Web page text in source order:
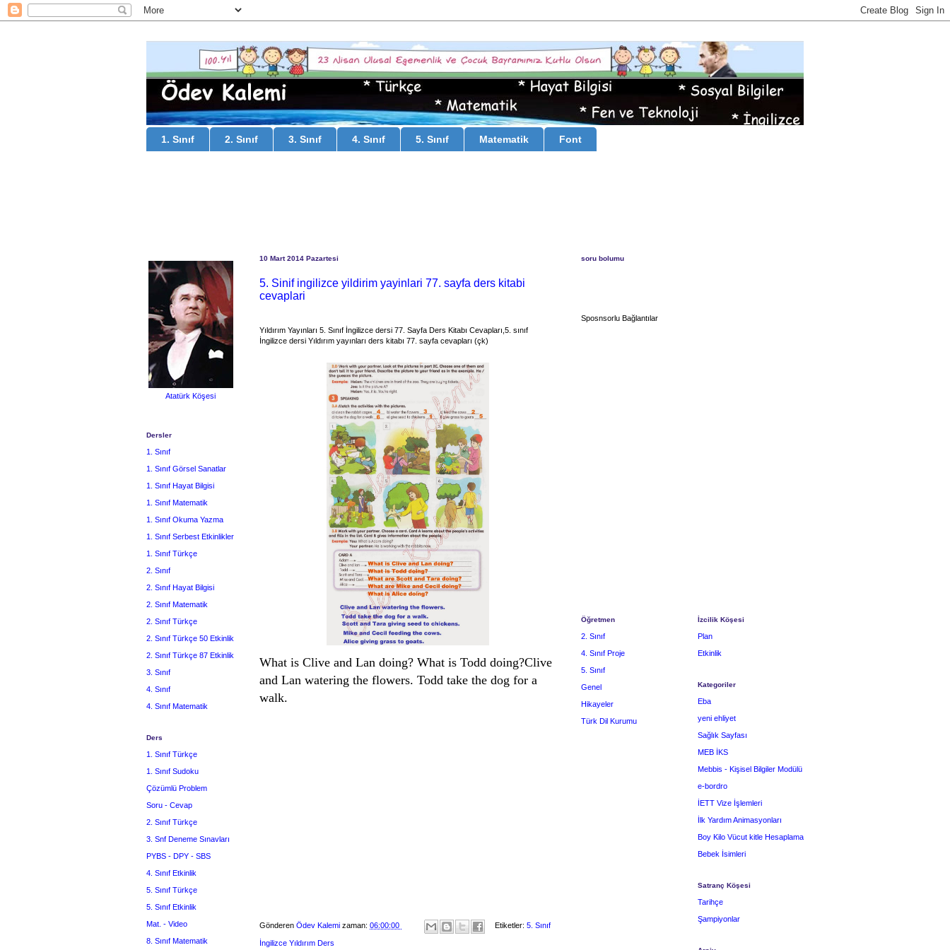
1. Sınıf 2. Sınıf 3. Sınıf 4. Sınıf 5. Sınıf Matematik Font
10 Mart 2014 Pazartesi
5. Sinif ingilizce yildirim yayinlari 77. sayfa ders kitabi
cevaplari
Yıldırım Yayınları 5. Sınıf İngilizce dersi 77. Sayfa Ders Kitabı Cevapları,5. sınıf
İngilizce dersi Yıldırım yayınları ders kitabı 77. sayfa cevapları (çk)
What is Clive and Lan doing? What is Todd doing?Clive
and Lan watering the flowers. Todd take the dog for a
walk.
Gönderen Ödev Kalemi zaman: 06:00:00 Etiketler: 5. Sınıf
İngilizce Yıldırım Ders
Atatürk Köşesi
Dersler
1. Sınıf
1. Sınıf Görsel Sanatlar
1. Sınıf Hayat Bilgisi
1. Sınıf Matematik
1. Sınıf Okuma Yazma
1. Sınıf Serbest Etkinlikler
1. Sınıf Türkçe
2. Sınıf
2. Sınıf Hayat Bilgisi
2. Sınıf Matematik
2. Sınıf Türkçe
2. Sınıf Türkçe 50 Etkinlik
2. Sınıf Türkçe 87 Etkinlik
3. Sınıf
4. Sınıf
4. Sınıf Matematik
Ders
1. Sınıf Türkçe
1. Sınıf Sudoku
Çözümlü Problem
Soru - Cevap
2. Sınıf Türkçe
3. Snf Deneme Sınavları
PYBS - DPY - SBS
4. Sınıf Etkinlik
5. Sınıf Türkçe
5. Sınıf Etkinlik
Mat. - Video
8. Sınıf Matematik
soru bolumu
Sposnsorlu Bağlantılar
Öğretmen
2. Sınıf
4. Sınıf Proje
5. Sınıf
Genel
Hikayeler
Türk Dil Kurumu
İzcilik Köşesi
Plan
Etkinlik
Kategoriler
Eba
yeni ehliyet
Sağlık Sayfası
MEB İKS
Mebbis - Kişisel Bilgiler Modülü
e-bordro
İETT Vize İşlemleri
İlk Yardım Animasyonları
Boy Kilo Vücut kitle Hesaplama
Bebek İsimleri
Satranç Köşesi
Tarihçe
Şampiyonlar